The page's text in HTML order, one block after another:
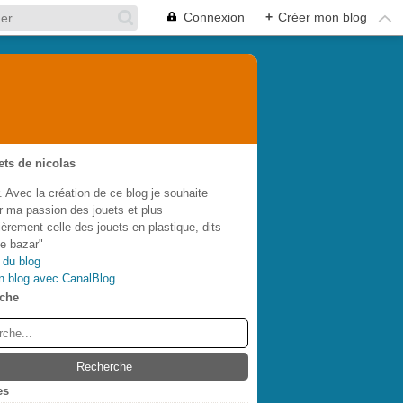
Connexion + Créer mon blog
de nicolas
Avec la création de ce blog je souhaite
ma passion des jouets et plus
celle des jouets en plastique, dits
bazar"
blog
blog avec CanalBlog